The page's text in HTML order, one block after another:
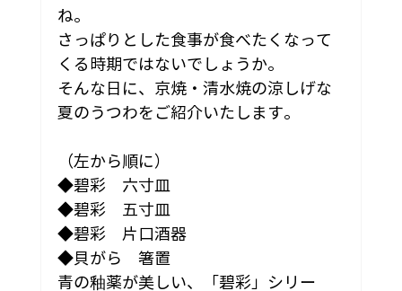
ね。
さっぱりとした食事が食べたくなって
くる時期ではないでしょうか。
そんな日に、京焼・清水焼の涼しげな
夏のうつわをご紹介いたします。
（左から順に）
◆碧彩　六寸皿
◆碧彩　五寸皿
◆碧彩　片口酒器
◆貝がら　箸置
青の釉薬が美しい、「碧彩」シリー